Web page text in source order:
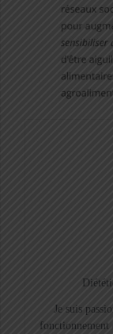
Je suis
fonctionnement